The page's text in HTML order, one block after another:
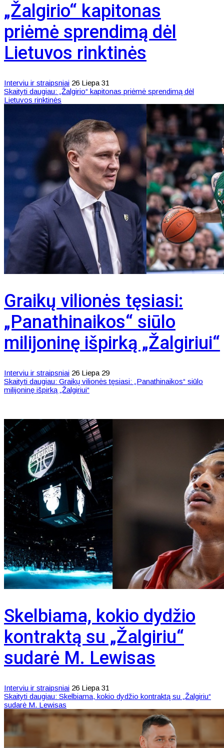
„Žalgirio“ kapitonas
priėmė sprendimą dėl
Lietuvos rinktinės
Interviu ir straipsniai 26 Liepa 31
Skaityti daugiau: „Žalgirio“ kapitonas priėmė sprendimą dėl
Lietuvos rinktinės
Graikų vilionės tęsiasi:
„Panathinaikos“ siūlo
milijoninę išpirką „Žalgiriui“
Interviu ir straipsniai 26 Liepa 29
Skaityti daugiau: Graikų vilionės tęsiasi: „Panathinaikos“ siūlo
milijoninę išpirką „Žalgiriui“
Skelbiama, kokio dydžio
kontraktą su „Žalgiriu“
sudarė M. Lewisas
Interviu ir straipsniai 26 Liepa 31
Skaityti daugiau: Skelbiama, kokio dydžio kontraktą su „Žalgiriu“
sudarė M. Lewisas